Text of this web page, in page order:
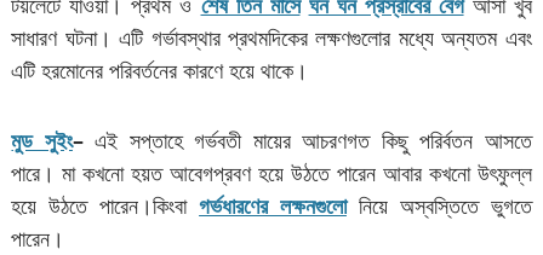
সাধারণ ঘটনা। এটি গর্ভাবস্থার প্রথমদিকের লক্ষণগুলোর মধ্যে অন্যতম এবং
এটি হরমোনের পরিবর্তনের কারণে হয়ে থাকে।
মুড সুইং–এই সপ্তাহে গর্ভবতী মায়ের আচরণগত কিছু পরির্বতন আসতে
পারে। মা কখনো হয়ত আবেগপ্রবণ হয়ে উঠতে পারেন আবার কখনো উৎফুল্ল
হয়ে উঠতে পারেন।কিংবাগর্ভধারণের লক্ষনগুলোনিয়ে অস্বস্তিতে ভুগতে
পারেন।